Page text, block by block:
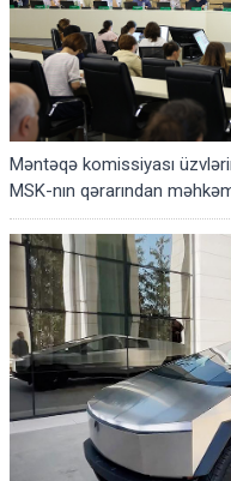
Məntəqə komissiyası
MSK-nın qərarından